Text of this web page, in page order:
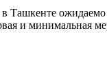
Ташкенте
и минимальная